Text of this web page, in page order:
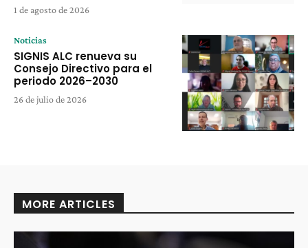
1 de agosto de 2026
Noticias
SIGNIS ALC renueva su
Consejo Directivo para el
periodo 2026–2030
26 de julio de 2026
MORE ARTICLES